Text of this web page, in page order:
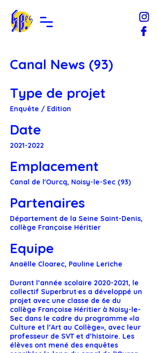
Canal News (93)
Type de projet
Enquête / Edition
Date
2021-2022
Emplacement
Canal de l'Ourcq, Noisy-le-Sec (93)
Partenaires
Département de la Seine Saint-Denis,
collège Françoise Héritier
Equipe
Anaëlle Cloarec, Pauline Leriche
Durant l’année scolaire 2020-2021, le
collectif Superbrut·es a développé un
projet avec une classe de 6e du
collège Françoise Héritier à Noisy-le-
Sec dans le cadre du programme «la
Culture et l’Art au Collège», avec leur
professeur de SVT et d’histoire. Les
élèves ont mené des enquêtes